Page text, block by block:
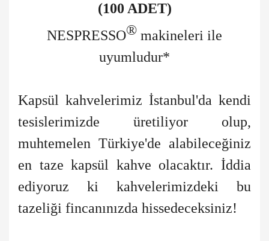
(100 ADET)
NESPRESSO® makineleri ile
uyumludur*
Kapsül kahvelerimiz İstanbul'da kendi
tesislerimizde üretiliyor olup,
muhtemelen Türkiye'de alabileceğiniz
en taze kapsül kahve olacaktır. İddia
ediyoruz ki kahvelerimizdeki bu
tazeliği fincanınızda hissedeceksiniz!